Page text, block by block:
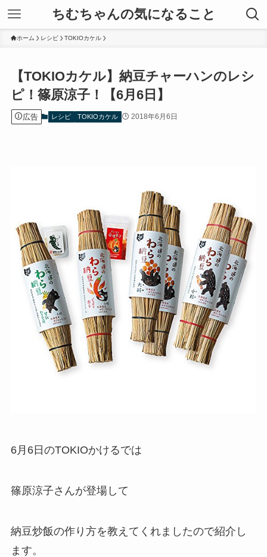
ちむちゃんの気になること
ホーム レシピ TOKIOカケル
【TOKIOカケル】納豆チャーハンのレシ
ピ！篠原涼子！【6月6日】
広告 レシピ TOKIOカケル 2018年6月6日
6月6日のTOKIOかけるでは
篠原涼子さんが登場して
納豆炒飯の作り方を教えてくれましたので紹介し
ます。